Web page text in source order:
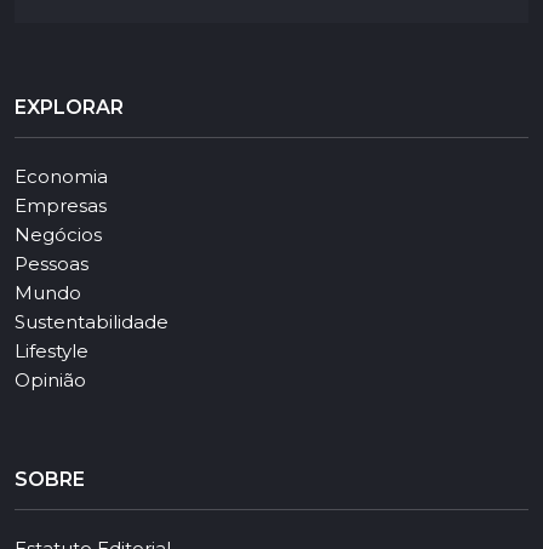
EXPLORAR
Economia
Empresas
Negócios
Pessoas
Mundo
Sustentabilidade
Lifestyle
Opinião
SOBRE